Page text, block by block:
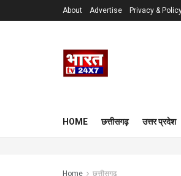
About Advertise Privacy &
HOME छत्तीसगढ़ उत्तर प्रदेश
Home छत्तीसगढ़